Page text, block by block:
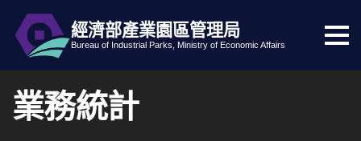
跳到主要內容
網站導覽
經濟部產業園區管理局
Bureau of Industrial Parks, Ministry of Economic Affairs
選
單
業務統計